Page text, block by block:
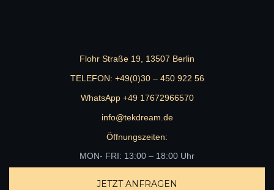
Flohr Straße 19, 13507 Berlin
TELEFON: +49(0)30 – 450 922 56
WhatsApp +49 17672966570
info@tekdream.de
Öffnungszeiten:
MON- FRI: 13:00 – 18:00 Uhr
JETZT ANFRAGEN